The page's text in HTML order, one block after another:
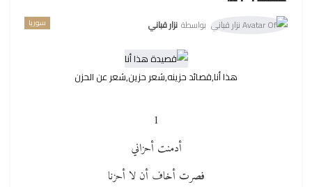
سوريا بواسطة نزار قباني
هذا أنا,قصائد حزينه,شعر حزين,شعر عن الحزن
1
أدمنت أحزاني
فصرت أخاف أن لا أحزنا